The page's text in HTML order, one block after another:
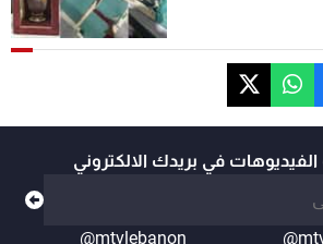
الفيديوهات في بريدك الالكتروني
@mtvlebanon